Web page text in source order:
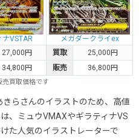
ナVSTAR
メガダークライex
27,000円 買取
25,000円
34,800円 販売 36,800円
買取価格です
らさんのイラストのため、高値
、ミュウVMAXやギラティナVS
た人気のイラストレーターで